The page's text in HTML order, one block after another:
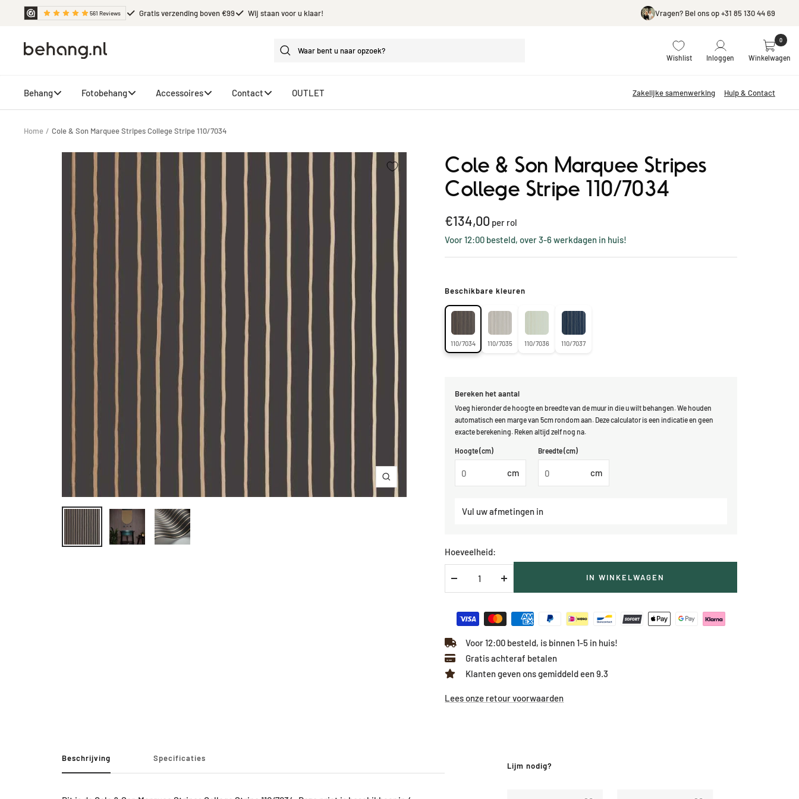
561 Reviews Gratis verzending boven €99 Wij staan voor u klaar! Vragen? Bel ons op +31 85 130 44 69
Behang.nl
Wishlist Inloggen Winkelwagen
0
Behang Fotobehang Accessoires Contact OUTLET Zakelijke samenwerking Hulp & Contact
Home Cole & Son Marquee Stripes College Stripe 110/7034
Inzoomen
Cole & Son Marquee Stripes
College Stripe 110/7034
Kortings
prijs
€134,00 per rol
Voor 12:00 besteld, over 3-6 werkdagen in huis!
Bereken het aantal
Voeg hieronder de hoogte en breedte van de muur in die u wilt behangen. We houden
automatisch een marge van 5cm rondom aan. Deze calculator is een indicatie en geen
exacte berekening. Reken altijd zelf nog na.
Hoogte (cm)
cm
Breedte (cm)
cm
Vul uw afmetingen in
Beschikbare kleuren
110/7034 110/7035 110/7036 110/7037
Hoeveelheid:
Verlaag
IN WINKELWAGEN
Voor 12:00 besteld, is binnen 1-5 in huis!
Gratis achteraf betalen
Klanten geven ons gemiddeld een 9.3
Lees onze retour voorwaarden
Beschrijving Specificaties
Lijm nodig?